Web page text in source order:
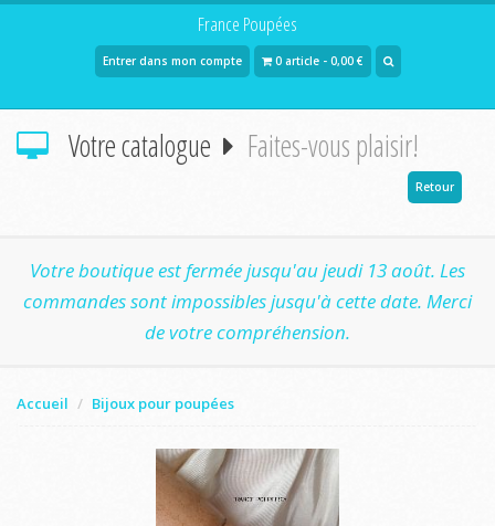
France Poupées
Entrer dans mon compte 0 article - 0,00 €
Votre catalogue Faites-vous plaisir!
Retour
Votre boutique est fermée jusqu'au jeudi 13 août. Les
commandes sont impossibles jusqu'à cette date. Merci
de votre compréhension.
Accueil Bijoux pour poupées